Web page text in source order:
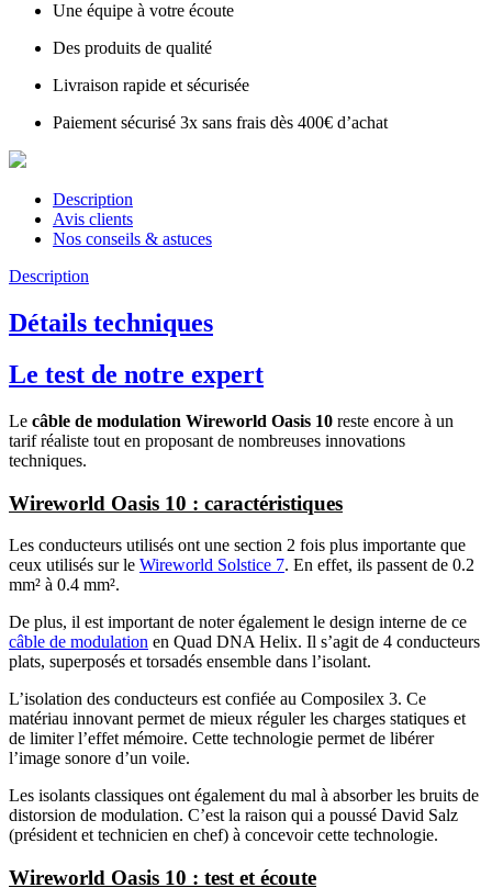
Une équipe à votre écoute
Des produits de qualité
Livraison rapide et sécurisée
Paiement sécurisé 3x sans frais dès 400€ d’achat
Description
Avis clients
Nos conseils & astuces
Description
Détails techniques
Le test de notre expert
Le câble de modulation Wireworld Oasis 10 reste encore à un
tarif réaliste tout en proposant de nombreuses innovations
techniques.
Wireworld Oasis 10 : caractéristiques
Les conducteurs utilisés ont une section 2 fois plus importante que
ceux utilisés sur le Wireworld Solstice 7. En effet, ils passent de 0.2
mm² à 0.4 mm².
De plus, il est important de noter également le design interne de ce
câble de modulation en Quad DNA Helix. Il s’agit de 4 conducteurs
plats, superposés et torsadés ensemble dans l’isolant.
L’isolation des conducteurs est confiée au Composilex 3. Ce
matériau innovant permet de mieux réguler les charges statiques et
de limiter l’effet mémoire. Cette technologie permet de libérer
l’image sonore d’un voile.
Les isolants classiques ont également du mal à absorber les bruits de
distorsion de modulation. C’est la raison qui a poussé David Salz
(président et technicien en chef) à concevoir cette technologie.
Wireworld Oasis 10 : test et écoute